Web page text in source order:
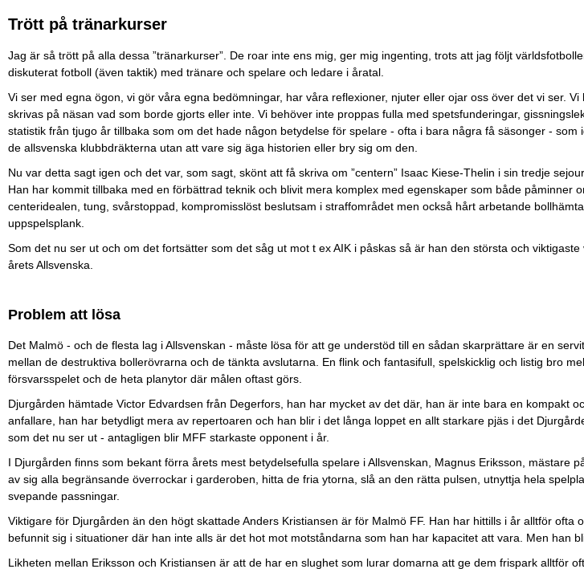
Trött på tränarkurser
Jag är så trött på alla dessa ”tränarkurser”. De roar inte ens mig, ger mig ingenting, trots att jag följt
diskuterat fotboll (även taktik) med tränare och spelare och ledare i åratal.
Vi ser med egna ögon, vi gör våra egna bedömningar, har våra reflexioner, njuter eller ojar oss över det vi ser. Vi
skrivas på näsan vad som borde gjorts eller inte. Vi behöver inte proppas fulla med spetsfunderingar,
statistik från tjugo år tillbaka som om det hade någon betydelse för spelare - ofta i bara några få säsonger - som
de allsvenska klubbdräkterna utan att vare sig äga historien eller bry sig om den.
Nu var detta sagt igen och det var, som sagt, skönt att få skriva om ”centern” Isaac Kiese-Thelin i sin tredje
Han har kommit tillbaka med en förbättrad teknik och blivit mera komplex med egenskaper som både påminner
centeridealen, tung, svårstoppad, kompromisslöst beslutsam i straffområdet men också hårt arbetande
uppspelsplank.
Som det nu ser ut och om det fortsätter som det såg ut mot t ex AIK i påskas så är han den största och viktigaste
årets Allsvenska.
Problem att lösa
Det Malmö - och de flesta lag i Allsvenskan - måste lösa för att ge understöd till en sådan skarprättare är en
mellan de destruktiva bollerövrarna och de tänkta avslutarna. En flink och fantasifull, spelskicklig och listig bro
försvarsspelet och de heta planytor där målen oftast görs.
Djurgården hämtade Victor Edvardsen från Degerfors, han har mycket av det där, han är inte bara en kompakt
anfallare, han har betydligt mera av repertoaren och han blir i det långa loppet en allt starkare pjäs i det
som det nu ser ut - antagligen blir MFF starkaste opponent i år.
I Djurgården finns som bekant förra årets mest betydelsefulla spelare i Allsvenskan, Magnus Eriksson, mästare
av sig alla begränsande överrockar i garderoben, hitta de fria ytorna, slå an den rätta pulsen, utnyttja hela
svepande passningar.
Viktigare för Djurgården än den högt skattade Anders Kristiansen är för Malmö FF. Han har hittills i år alltför ofta
befunnit sig i situationer där han inte alls är det hot mot motståndarna som han har kapacitet att vara. Men han
Likheten mellan Eriksson och Kristiansen är att de har en slughet som lurar domarna att ge dem frispark alltför